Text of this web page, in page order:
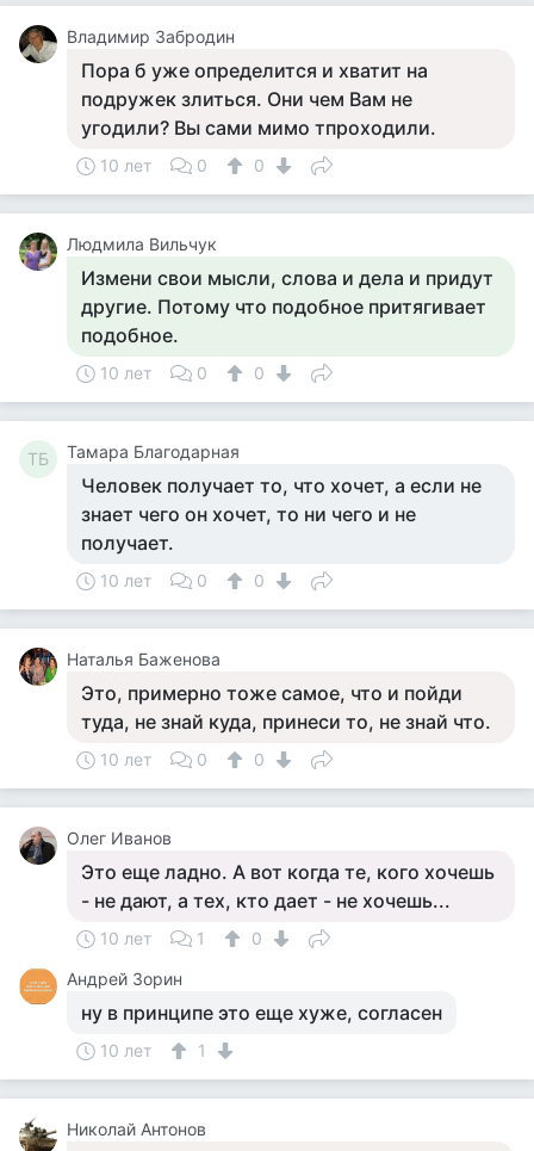
Владимир Забродин
Пора б уже определится и хватит на
подружек злиться. Они чем Вам не
угодили? Вы сами мимо тпроходили.
10 лет 0 0
Людмила Вильчук
Измени свои мысли, слова и дела и придут
другие. Потому что подобное притягивает
подобное.
10 лет 0 0
ТБ Тамара Благодарная
Человек получает то, что хочет, а если не
знает чего он хочет, то ни чего и не
получает.
10 лет 0 0
Наталья Баженова
Это, примерно тоже самое, что и пойди
туда, не знай куда, принеси то, не знай что.
10 лет 0 0
Олег Иванов
Это еще ладно. А вот когда те, кого хочешь
- не дают, а тех, кто дает - не хочешь...
10 лет 1
0
Андрей Зорин
ну в принципе это еще хуже, согласен
10 лет 1
Николай Антонов